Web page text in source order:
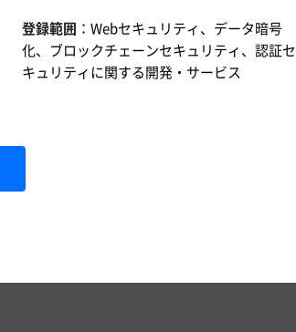
登録範囲 ：Webセキュリティ、データ暗号
化、ブロックチェーンセキュリティ、認証セ
キュリティに関する開発・サービス